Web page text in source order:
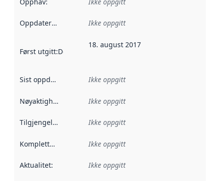
Oppdateringsfrekvens :
Ikke oppgitt
Først utgitt:Denne datoen sier når dataene i dette
18. august 2017
Sist oppdatert Ikke oppgitt
Nøyaktighet Ikke oppgitt
Tilgjengelighet Ikke oppgitt
Kompletthet Ikke oppgitt
Aktualitet: Ikke oppgitt